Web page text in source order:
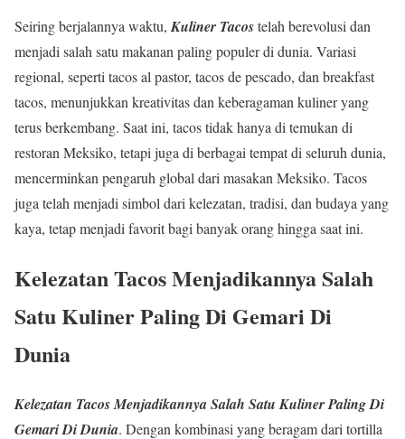
Seiring berjalannya waktu, Kuliner Tacostelah berevolusi dan
menjadi salah satu makanan paling populer di dunia. Variasi
regional, seperti tacos al pastor, tacos de pescado, dan breakfast
tacos, menunjukkan kreativitas dan keberagaman kuliner yang
terus berkembang. Saat ini, tacos tidak hanya di temukan di
restoran Meksiko, tetapi juga di berbagai tempat di seluruh dunia,
mencerminkan pengaruh global dari masakan Meksiko. Tacos
juga telah menjadi simbol dari kelezatan, tradisi, dan budaya yang
kaya, tetap menjadi favorit bagi banyak orang hingga saat ini.
Kelezatan Tacos Menjadikannya Salah
Satu Kuliner Paling Di Gemari Di
Dunia
Kelezatan Tacos Menjadikannya Salah Satu Kuliner Paling Di
Gemari Di Dunia. Dengan kombinasi yang beragam dari tortilla